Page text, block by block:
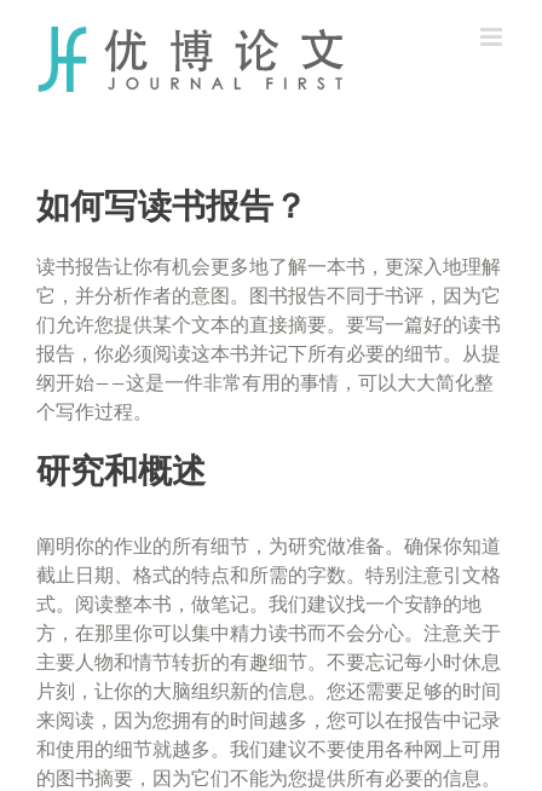
content
如何写读书报告？
读书报告让你有机会更多地了解一本书，更深入地理解
它，并分析作者的意图。图书报告不同于书评，因为它
们允许您提供某个文本的直接摘要。要写一篇好的读书
报告，你必须阅读这本书并记下所有必要的细节。从提
纲开始——这是一件非常有用的事情，可以大大简化整
个写作过程。
研究和概述
阐明你的作业的所有细节，为研究做准备。确保你知道
截止日期、格式的特点和所需的字数。特别注意引文格
式。阅读整本书，做笔记。我们建议找一个安静的地
方，在那里你可以集中精力读书而不会分心。注意关于
主要人物和情节转折的有趣细节。不要忘记每小时休息
片刻，让你的大脑组织新的信息。您还需要足够的时间
来阅读，因为您拥有的时间越多，您可以在报告中记录
和使用的细节就越多。我们建议不要使用各种网上可用
的图书摘要，因为它们不能为您提供所有必要的信息。